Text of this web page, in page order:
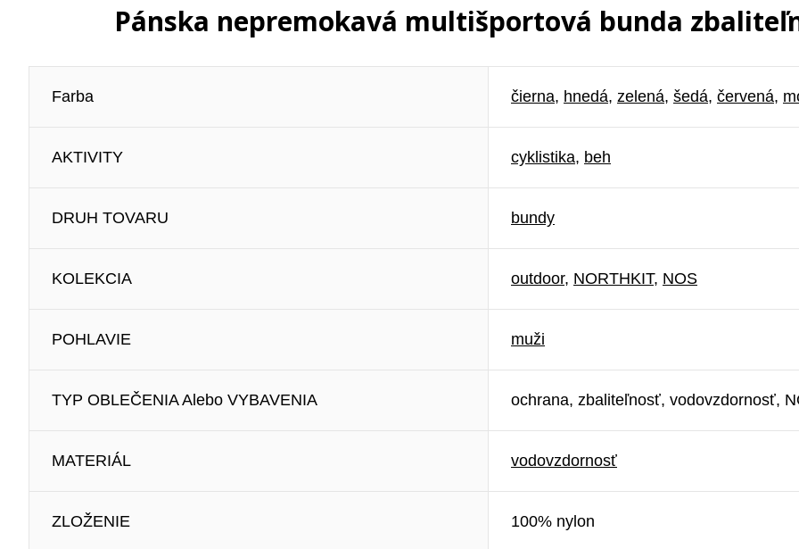
Pánska nepremokavá multišportová bunda
Farba čierna, hnedá, zelená, šedá, červená,
AKTIVITY cyklistika, beh
DRUH TOVARU bundy
KOLEKCIA outdoor, NORTHKIT, NOS
POHLAVIE muži
TYP OBLEČENIA Alebo VYBAVENIA ochrana, zbaliteľnosť, vodovzdornosť,
MATERIÁL vodovzdornosť
ZLOŽENIE 100% nylon